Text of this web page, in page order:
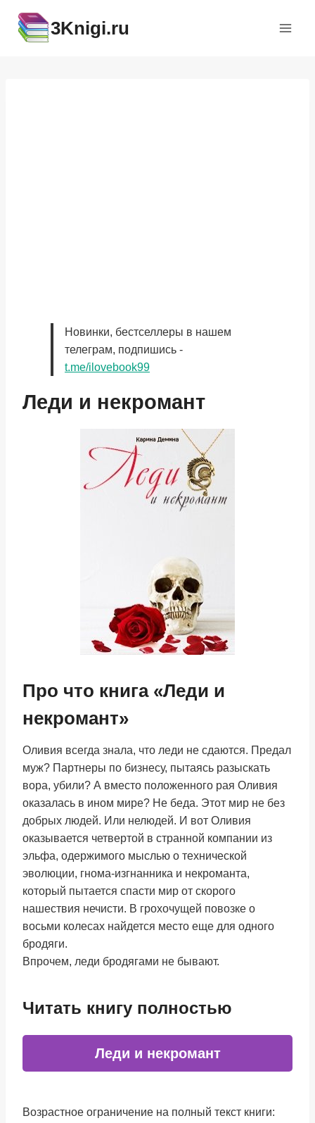
содержимому
3Knigi.ru
Новинки, бестселлеры в нашем
телеграм, подпишись -
t.me/ilovebook99
Леди и некромант
Про что книга «Леди и
некромант»
Оливия всегда знала, что леди не сдаются. Предал
муж? Партнеры по бизнесу, пытаясь разыскать
вора, убили? А вместо положенного рая Оливия
оказалась в ином мире? Не беда. Этот мир не без
добрых людей. Или нелюдей. И вот Оливия
оказывается четвертой в странной компании из
эльфа, одержимого мыслью о технической
эволюции, гнома-изгнанника и некроманта,
который пытается спасти мир от скорого
нашествия нечисти. В грохочущей повозке о
восьми колесах найдется место еще для одного
бродяги.
Впрочем, леди бродягами не бывают.
Читать книгу полностью
Леди и некромант
Возрастное ограничение на полный текст книги: